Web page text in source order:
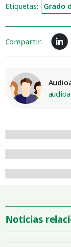
Etiquetas: Grado
Compartir:
Noticias